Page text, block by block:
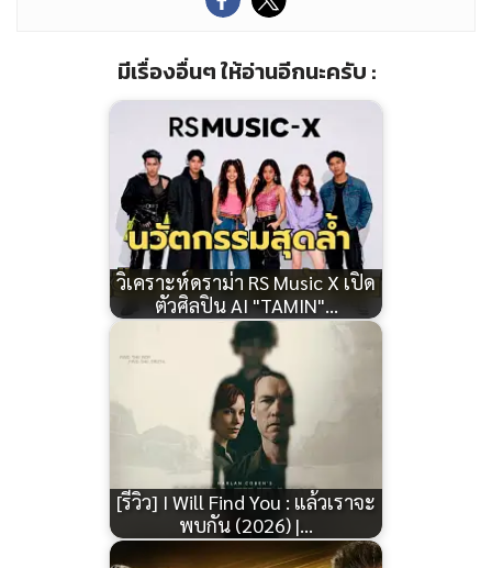
มีเรื่องอื่นๆ ให้อ่านอีกนะครับ :
วิเคราะห์ดราม่า RS Music X เปิด
ตัวศิลปิน AI "TAMIN"…
[รีวิว] I Will Find You : แล้วเราจะ
พบกัน (2026) |…